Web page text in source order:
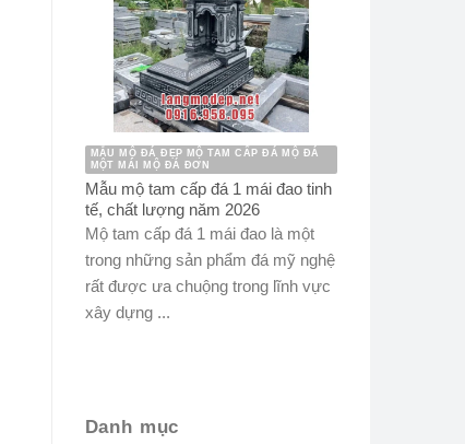
MẪU MỘ ĐÁ ĐẸP MỘ TAM CẤP ĐÁ MỘ ĐÁ
MỘT MÁI MỘ ĐÁ ĐƠN
Mẫu mộ tam cấp đá 1 mái đao tinh
tế, chất lượng năm 2026
Mộ tam cấp đá 1 mái đao là một
trong những sản phẩm đá mỹ nghệ
rất được ưa chuộng trong lĩnh vực
xây dựng ...
Danh mục